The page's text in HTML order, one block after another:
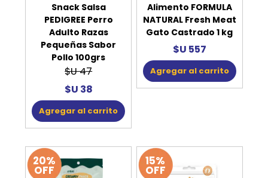
Snack Salsa
PEDIGREE Perro
Adulto Razas
Pequeñas Sabor
Pollo 100grs
$U 47
$U 38
Agregar al carrito
Alimento FORMULA
NATURAL Fresh Meat
Gato Castrado 1 kg
$U 557
Agregar al carrito
20%
OFF
15%
OFF